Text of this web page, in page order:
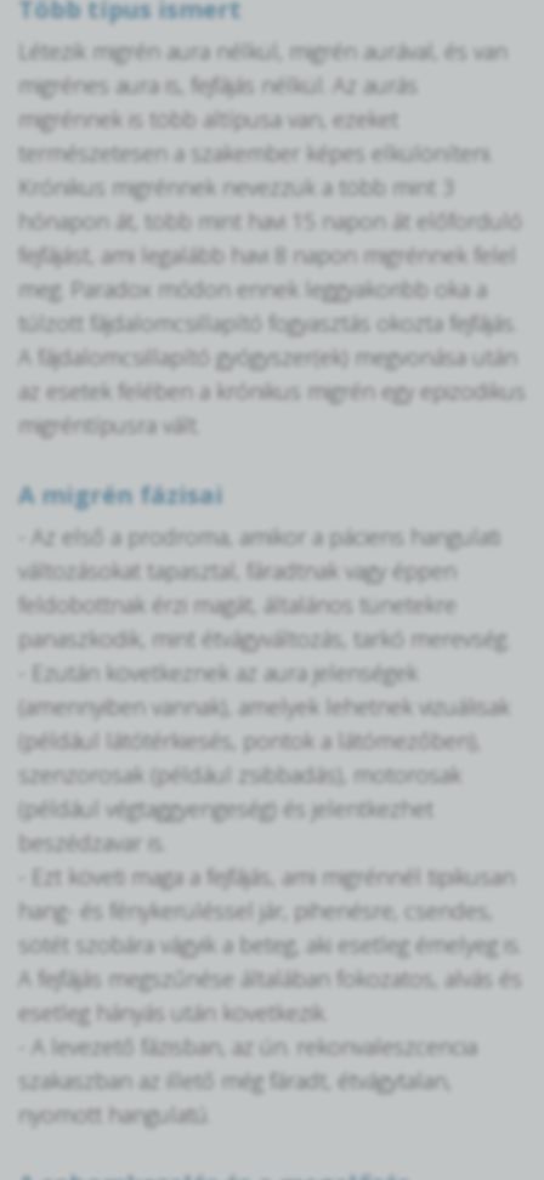
Több típus ismert
Létezik migrén aura nélkül, migrén aurával, és van
migrénes aura is, fejfájás nélkül. Az aurás
migrénnek is több altípusa van, ezeket
természetesen a szakember képes elkülöníteni.
Krónikus migrénnek nevezzük a több mint 3
hónapon át, több mint havi 15 napon át előforduló
fejfájást, ami legalább havi 8 napon migrénnek felel
meg. Paradox módon ennek leggyakoribb oka a
túlzott fájdalomcsillapító fogyasztás okozta fejfájás.
A fájdalomcsillapító gyógyszer(ek) megvonása után
az esetek felében a krónikus migrén egy epizodikus
migréntípusra vált.
A migrén fázisai
- Az első a prodroma, amikor a páciens hangulati
változásokat tapasztal, fáradtnak vagy éppen
feldobottnak érzi magát, általános tünetekre
panaszkodik, mint étvágyváltozás, tarkó merevség.
- Ezután következnek az aura jelenségek
(amennyiben vannak), amelyek lehetnek vizuálisak
(például látótérkiesés, pontok a látómezőben),
szenzorosak (például zsibbadás), motorosak
(például végtaggyengeség) és jelentkezhet
beszédzavar is.
- Ezt követi maga a fejfájás, ami migrénnél tipikusan
hang- és fénykerüléssel jár, pihenésre, csendes,
sötét szobára vágyik a beteg, aki esetleg émelyeg is.
A fejfájás megszűnése általában fokozatos, alvás és
esetleg hányás után következik.
- A levezető fázisban, az ún. rekonvaleszcencia
szakaszban az illető még fáradt, étvágytalan,
nyomott hangulatú.